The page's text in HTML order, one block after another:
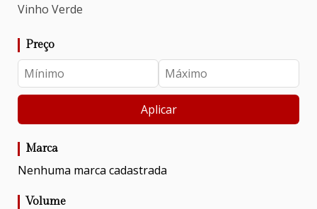
Vinho Verde
Preço
Aplicar
Marca
Nenhuma marca cadastrada
Volume